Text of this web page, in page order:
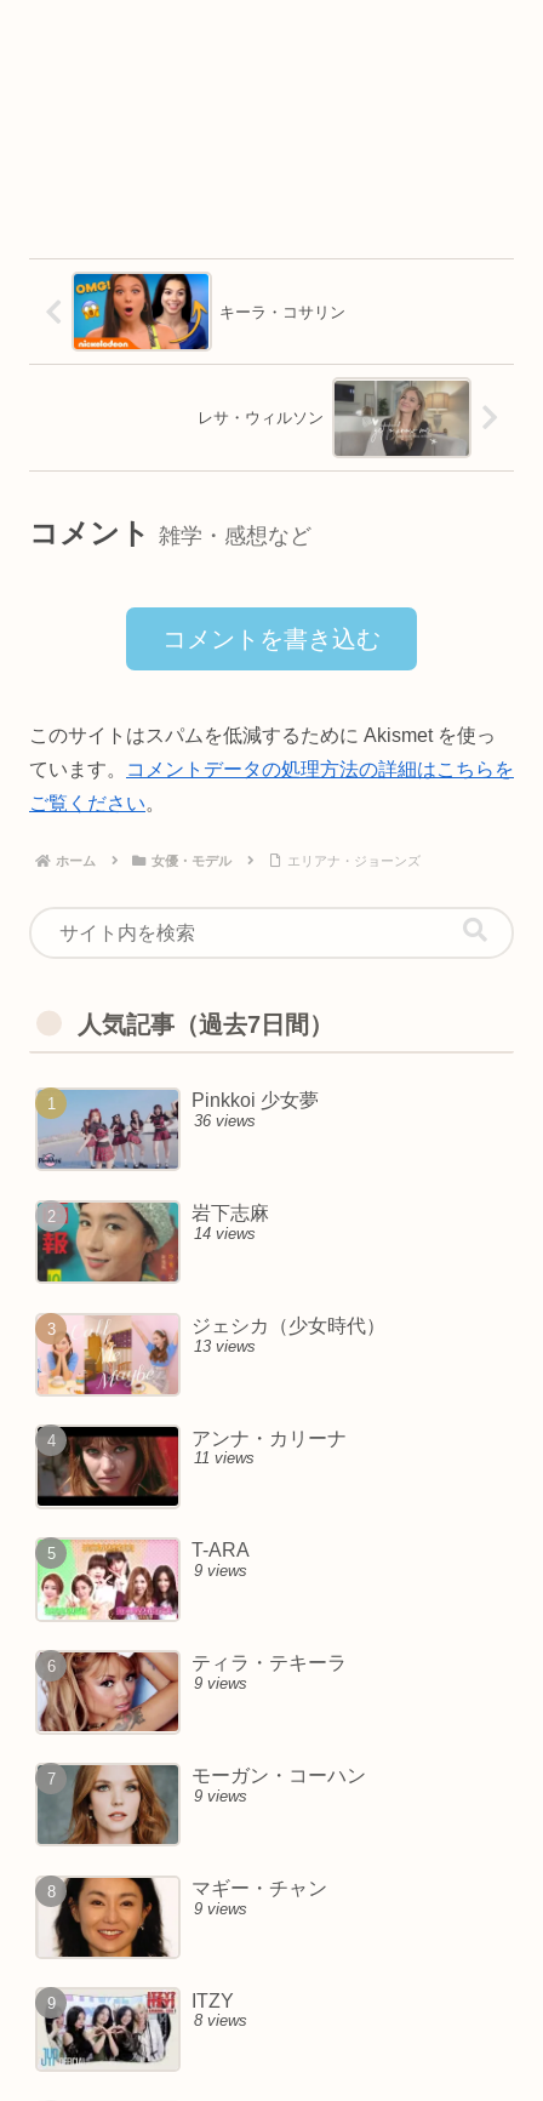
キーラ・コサリン
レサ・ウィルソン
コメント 雑学・感想など
コメントを書き込む
このサイトはスパムを低減するために Akismet を使っ
ています。
コメントデータの処理方法の詳細はこちらを
ご覧ください。
ホーム 女優・モデル エリアナ・ジョーンズ
人気記事（過去7日間）
Pinkkoi 少女夢
36 views
岩下志麻
14 views
ジェシカ（少女時代）
13 views
アンナ・カリーナ
11 views
T-ARA
9 views
ティラ・テキーラ
9 views
モーガン・コーハン
9 views
マギー・チャン
9 views
ITZY
8 views